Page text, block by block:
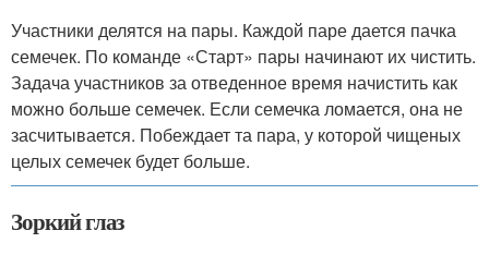
Участники делятся на пары. Каждой паре дается пачка
семечек. По команде «Старт» пары начинают их чистить.
Задача участников за отведенное время начистить как
можно больше семечек. Если семечка ломается, она не
засчитывается. Побеждает та пара, у которой чищеных
целых семечек будет больше.
Зоркий глаз